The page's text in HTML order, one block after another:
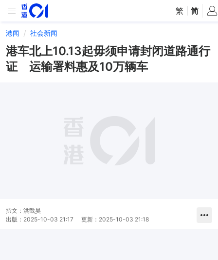
繁 简
港闻 社会新闻
港车北上10.13起毋须申请封闭道路通行
证 运输署料惠及10万辆车
撰文： 洪戬昊
出版： 2025-10-03 21:17 更新： 2025-10-03 21:18